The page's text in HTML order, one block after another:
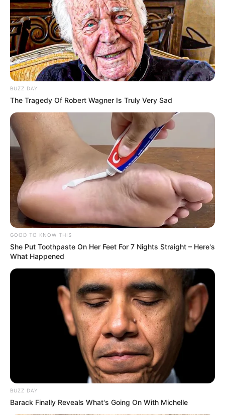
BUZZ DAY
The Tragedy Of Robert Wagner Is Truly Very Sad
GOOD TO KNOW THIS
She Put Toothpaste On Her Feet For 7 Nights Straight – Here's
What Happened
BUZZ DAY
Barack Finally Reveals What's Going On With Michelle